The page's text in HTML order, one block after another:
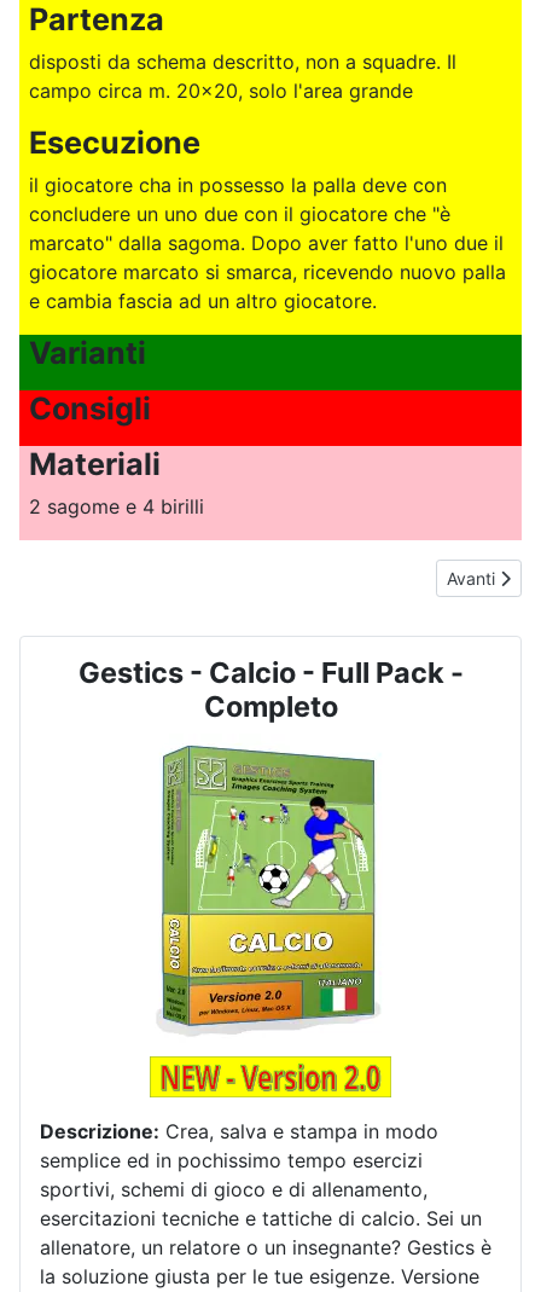
Partenza
disposti da schema descritto, non a squadre. Il
campo circa m. 20x20, solo l'area grande
Esecuzione
il giocatore cha in possesso la palla deve con
concludere un uno due con il giocatore che "è
marcato" dalla sagoma. Dopo aver fatto l'uno due il
giocatore marcato si smarca, ricevendo nuovo palla
e cambia fascia ad un altro giocatore.
Varianti
Consigli
Materiali
2 sagome e 4 birilli
Articolo
Avanti
Gestics - Calcio - Full Pack -
Completo
Descrizione: Crea, salva e stampa in modo
semplice ed in pochissimo tempo esercizi
sportivi, schemi di gioco e di allenamento,
esercitazioni tecniche e tattiche di calcio. Sei un
allenatore, un relatore o un insegnante? Gestics è
la soluzione giusta per le tue esigenze. Versione